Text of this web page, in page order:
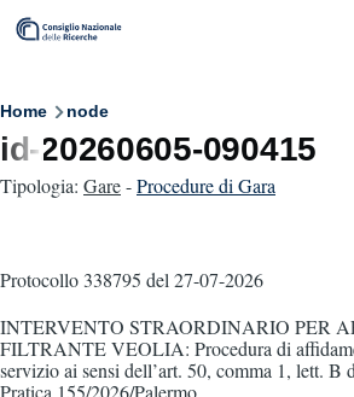
Skip to main content
Breadcrumb
Home node
id-20260605-090415
Tipologia: Gare-Procedure di Gara
Protocollo 338795 del 27-07-2026
INTERVENTO STRAORDINARIO PER
FILTRANTE VEOLIA: Procedura di
servizio ai sensi dell’art. 50, comma 1, lett. B
Pratica 155/2026/Palermo